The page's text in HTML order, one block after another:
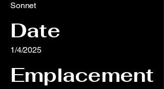
Sonnet
Date
1/4/2025
Emplacement